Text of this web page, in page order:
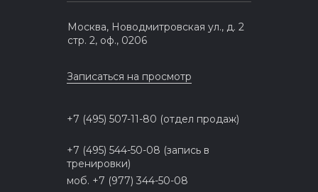
Москва, Новодмитровская ул., д. 2
стр. 2, оф., 0206
Записаться на просмотр
+7 (495) 507-11-80 (отдел продаж)
+7 (495) 544-50-08 (запись в
тренировки)
моб. +7 (977) 344-50-08